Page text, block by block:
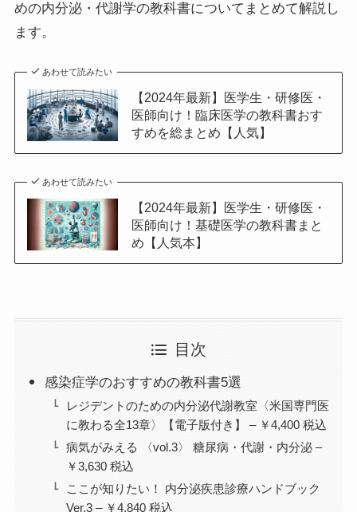
めの内分泌・代謝学の教科書についてまとめて解説し
ます。
あわせて読みたい
【2024年最新】医学生・研修医・
医師向け！臨床医学の教科書おす
すめを総まとめ【人気】
あわせて読みたい
【2024年最新】医学生・研修医・
医師向け！基礎医学の教科書まと
め【人気本】
目次
感染症学のおすすめの教科書5選
レジデントのための内分泌代謝教室〈米国専門医
に教わる全13章〉【電子版付き】 – ￥4,400 税込
病気がみえる 〈vol.3〉 糖尿病・代謝・内分泌 –
￥3,630 税込
ここが知りたい！ 内分泌疾患診療ハンドブック
Ver.3 – ￥4,840 税込